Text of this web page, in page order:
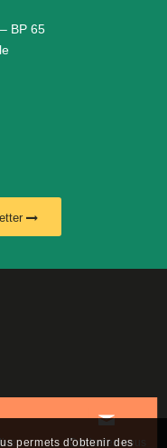
Contactez-nous
BP 65
permets d'obtenir des